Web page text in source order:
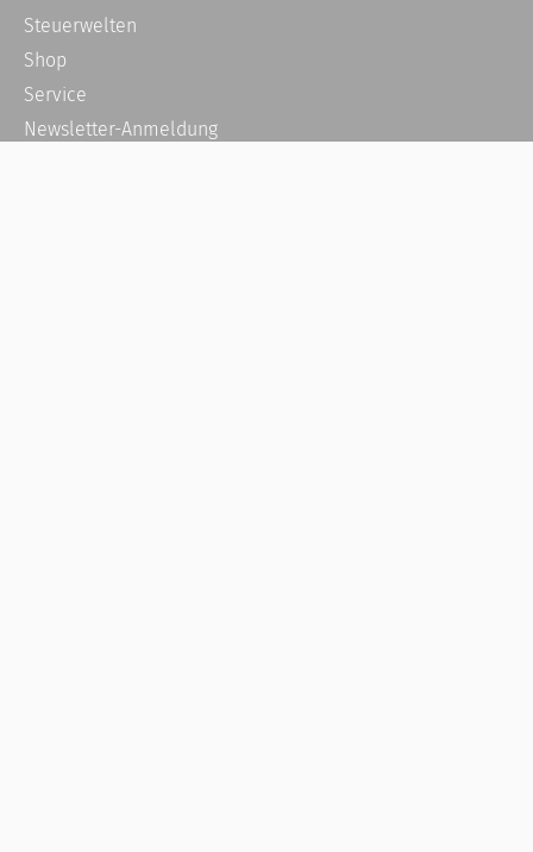
Steuerwelten
Shop
Service
Newsletter-Anmeldung